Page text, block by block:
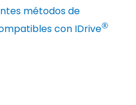
métodos de
con IDrive®